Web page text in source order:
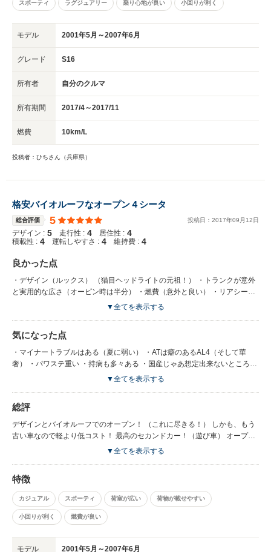
スポーティ ラグジュアリー 乗り心地が良い 小回りが利く
モデル 2001年5月～2007年6月
グレード S16
所有者 自分のクルマ
所有期間 2017/4～2017/11
燃費 10km/L
投稿者：ひちさん（兵庫県）
格安バイオルーフなオープン４シータ
総合評価 5 投稿日： 2017年09 月 12日
デザイン : 5 走行性 : 4 居住性 : 4
積載性 : 4 運転しやすさ : 4 維持費 : 4
良かった点
・デザイン（ルックス） （猫目ヘッドライトの元祖！） ・トランクが意外
と実用的な広さ（オーピン時は半分） ・燃費（意外と良い） ・リアシート
がある （運転席リクラインイング可） （荷物が置ける） ・実用的なオープ
▼全てを表示する
気になった点
・マイナートラブルはある（夏に弱い） ・ATは癖のあるAL4（そして華
奢） ・パワステ重い ・持病も多々ある ・国産じゃあ想定出来ないところが
▼全てを表示する
総評
デザインとバイオルーフでのオープン！ （これに尽きる！） しかも、もう
古い車なので軽より低コスト！ 最高のセカンドカー！（遊び車） オープン
やパワーウインドウやATやセルモーター等は持病 まぁ治らない所なので持
間ぐらいは冷える（モーターがｗ）のを待たないと エンジンが掛けられな
い！ 新しいセルモーターに交換しても２－３年でまた駄目になるｗｗｗ AT
も信号待ちから発進しようとするとギアが入らず空ぶかし！？？？ あれ？
って思った瞬間に追突されたような衝撃と爆音でローギアに入るｗ これを
赤信号で止まる度に。。。 回避策や改善策はあるけどATの持病
▼全てを表示する
特徴
カジュアル スポーティ 荷室が広い 荷物が載せやすい
小回りが利く 燃費が良い
モデル 2001年5月～2007年6月